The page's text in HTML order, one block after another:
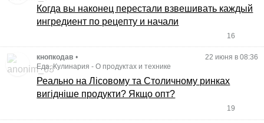
Когда вы наконец перестали взвешивать каждый
ингредиент по рецепту и начали
16
кнопкодав •
22 июня в 08:36
Еда, Кулинария -О продуктах и технике
Реально на Лісовому та Столичному ринках
вигідніше продукти? Якщо опт?
19